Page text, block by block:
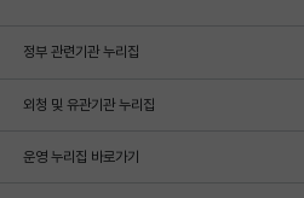
정부 관련기관 누리집
외청 및 유관기관 누리집
운영 누리집 바로가기